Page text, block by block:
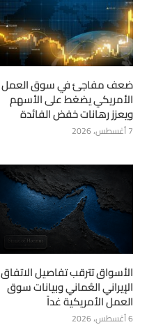
ضعف مفاجئ في سوق العمل
الأمريكي يضغط على الأسهم
ويعزز رهانات خفض الفائدة
7 أغسطس، 2026
الأسواق تترقب تفاصيل الاتفاق
الإيراني العُماني وبيانات سوق
العمل الأمريكية غداً
6 أغسطس، 2026